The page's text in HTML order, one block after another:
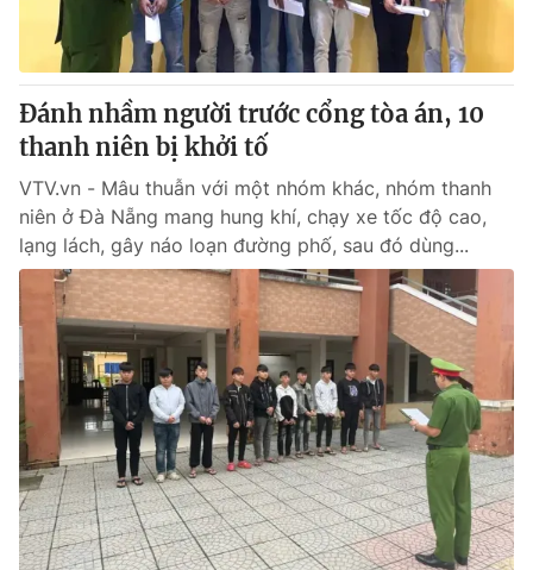
Đánh nhầm người trước cổng tòa án, 10
thanh niên bị khởi tố
VTV.vn - Mâu thuẫn với một nhóm khác, nhóm thanh
niên ở Đà Nẵng mang hung khí, chạy xe tốc độ cao,
lạng lách, gây náo loạn đường phố, sau đó dùng...